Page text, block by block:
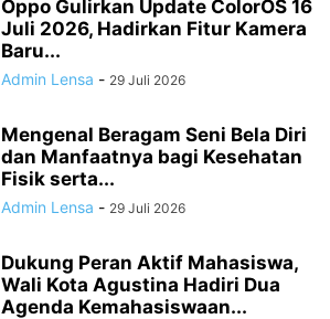
Oppo Gulirkan Update ColorOS 16
Juli 2026, Hadirkan Fitur Kamera
Baru...
Admin Lensa - 29 Juli 2026
Mengenal Beragam Seni Bela Diri
dan Manfaatnya bagi Kesehatan
Fisik serta...
Admin Lensa - 29 Juli 2026
Dukung Peran Aktif Mahasiswa,
Wali Kota Agustina Hadiri Dua
Agenda Kemahasiswaan...